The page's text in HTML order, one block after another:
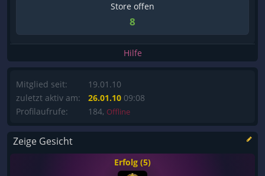
Store offen
8
Hilfe
Mitglied seit:
zuletzt aktiv am:
Profilaufrufe:
19.01.10
26.01.10 09:08
184, Offline
Zeige Gesicht
Erfolg (5)